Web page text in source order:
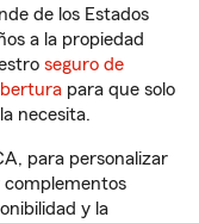
de los Estados
a la propiedad
seguro de
para que solo
necesita.
para personalizar
complementos
y la